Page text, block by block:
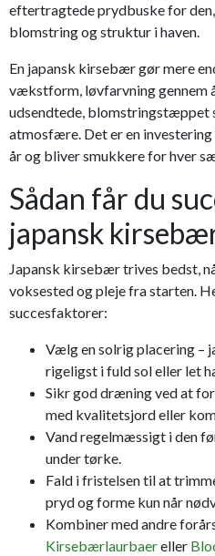
eftertragtede prydbuske for
blomstring og struktur i haven.
En japansk kirsebær gør mere
vækstform, løvfarvning gennem
udsendtede, blomstringstæppet
atmosfære. Det er en
år og bliver smukkere for hver
Sådan får du
japansk
Japansk kirsebær trives bedst,
voksested og pleje fra starten.
succesfaktorer:
Vælg en solrig placering –
rigeligst i fuld sol eller let
Sikr god dræning ved at
med kvalitetsjord eller
Vand regelmæssigt i den
under tørke.
Fald i fristelsen til at
pryd og forme kun når
Kombiner med andre
Kirsebærlaurbaereller